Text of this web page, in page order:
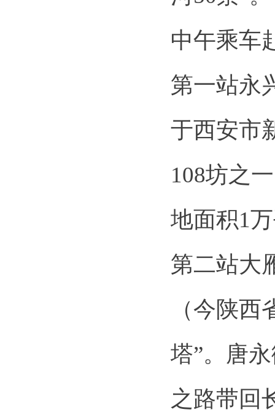
中午乘车
第一站永
于西安市
108坊之
地面积1
第二站大
（今陕
塔”。唐
之路带回